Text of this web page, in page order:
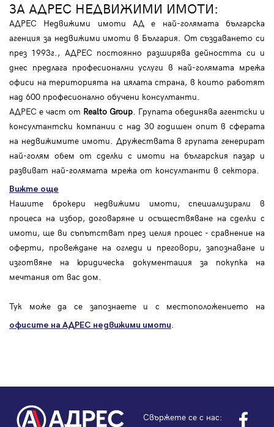
ЗА АДРЕС НЕДВИЖИМИ ИМОТИ:
АДРЕС Недвижими имоти АД е най-голямата българска
агенция за недвижими имоти в България. От създаването си
през 1993г., АДРЕС постоянно разширява дейността си и
днес предлага професионални услуги в най-голямата мрежа
офиси на територията на цялата страна, в които работят
над 600 професионално обучени консултанти.
АДРЕС е част от Realto Group . Групата обединява агентски и
консултантски компании с над 30 годишен опит в сферата
на недвижимите имоти. Дружествата в групата генерират
най-голям обем от сделки с имоти на българския пазар и
развиват най-голямата мрежа от консултанти в сектора.
Вижте още
Нашите брокери недвижими имоти, специализирали в
процеса на избор, договаряне и осъществяване на сделки с
имоти, ще ви съпътстват през целия процес - сравнение на
оферти, провеждане на огледи и преговори, запознаване и
изготвяне на юридическа документация за покупка на
мечтания от вас дом.
Тук може да се запознаете и с местоположението на
офисите на АДРЕС недвижими имоти
Свържете се с нас: